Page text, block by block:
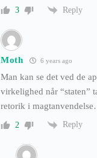
3 Reply
Moth 6 years ago
Man kan se det ved de
virkelighed når “staten”
retorik i
2 Reply